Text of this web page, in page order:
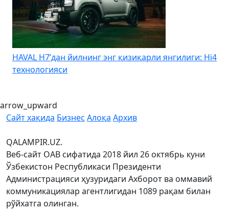
HAVAL H7’дан йилнинг энг қизиқарли янгилиги: Hi4
технологияси
arrow_upward
Сайт хақида Бизнес Алоқа Архив
QALAMPIR.UZ.
Веб-сайт ОАВ сифатида 2018 йил 26 октябрь куни
Ўзбекистон Республикаси Президенти
Администрацияси ҳузуридаги Ахборот ва оммавий
коммуникациялар агентлигидан 1089 рақам билан
рўйхатга олинган.